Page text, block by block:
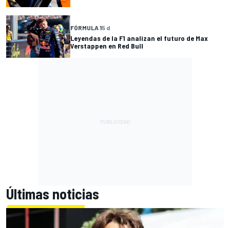
FÓRMULA 15 d
Leyendas de la F1 analizan el futuro de Max
Verstappen en Red Bull
Últimas noticias